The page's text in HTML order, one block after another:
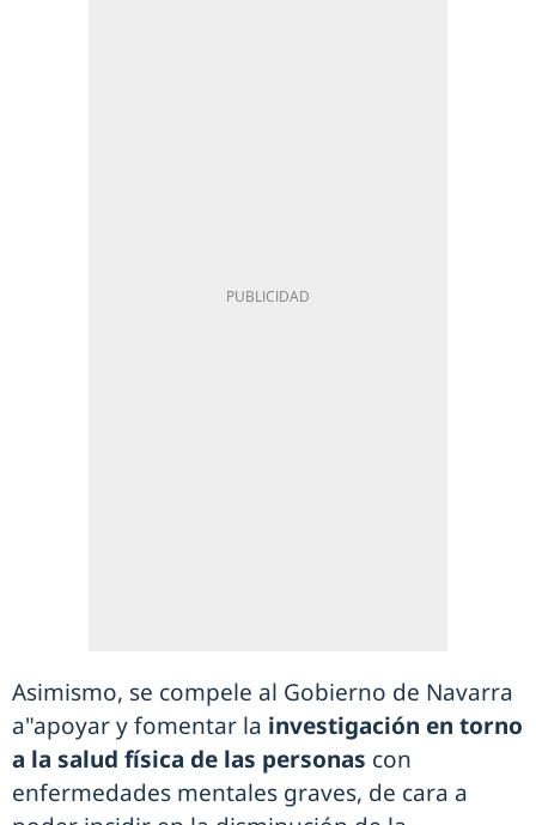
Asimismo, se compele al Gobierno de Navarra
a"apoyar y fomentar la investigación en torno
a la salud física de las personas con
enfermedades mentales graves, de cara a